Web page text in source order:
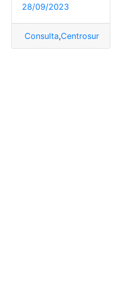
,Planilla
28/09/2023
Consulta,Centrosur